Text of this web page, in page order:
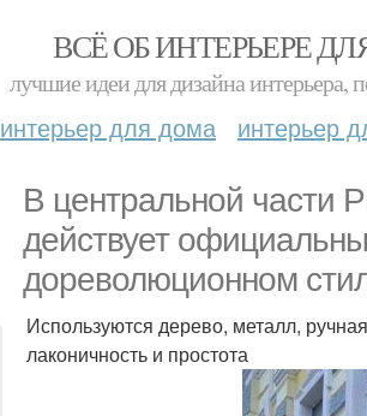
ВСЁ ОБ ИНТЕРЬЕРЕ
лучшие идеи для дизайна интерьера,
интерьер для дома интерьер
В центральной части
действует
дореволюционном
Используются дерево, металл,
лаконичность и простота